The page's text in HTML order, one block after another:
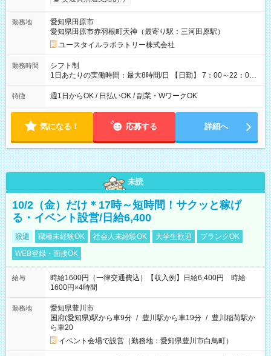
間×4回=4万8,320円 週3回勤務の場合：1,510円×8時間×12回
1,600円 【試用期間】試用期間あり 試用期間の長さ：2ヶ月
※ 雇用形態と給与に、本採用時と異なる部分があります。 雇用
形態：本採用時と同じです。 給与：時給 1,140円以上
勤務地
愛知県田原市
愛知県田原市赤羽根町天神（最寄り駅：三河田原駅）
ユースタイルラボラトリー株式会社
勤務時間
シフト制
1日あたりの実働時間：最大8時間/日 【日勤】 7：00～22：00
の間で8時間勤務（休憩時間は法定通り） ※週1日～OK ／ 夜勤
なし ＊＊ 勤務時間例 ＊＊ ■8時から17時 ■9時から18時 ■10
定（毎週同じ曜日勤務）
特徴 週1日からOK / 日払いOK / 副業・WワークOK
気になる！ 応募する 詳細へ
未読
10/2（金）だけ＊17時～短時間！サクッと稼げ
る・イベント設営/日給6,400
派遣 職種未経験OK 社会人未経験OK 大学生歓迎
ブランクOK
WEB登録・面接OK
給与
時給1600円（一律交通費込）【収入例】日給6,400円 時給
1600円×4時間
勤務地
愛知県豊川市
国府(愛知県)駅から車9分 / 豊川駅から車19分 / 豊川稲荷駅か
ら車20
イベント会場で設営（勤務地：愛知県豊川市白鳥町）